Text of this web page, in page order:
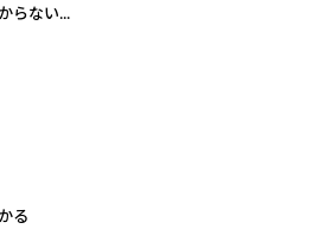
らない...
る